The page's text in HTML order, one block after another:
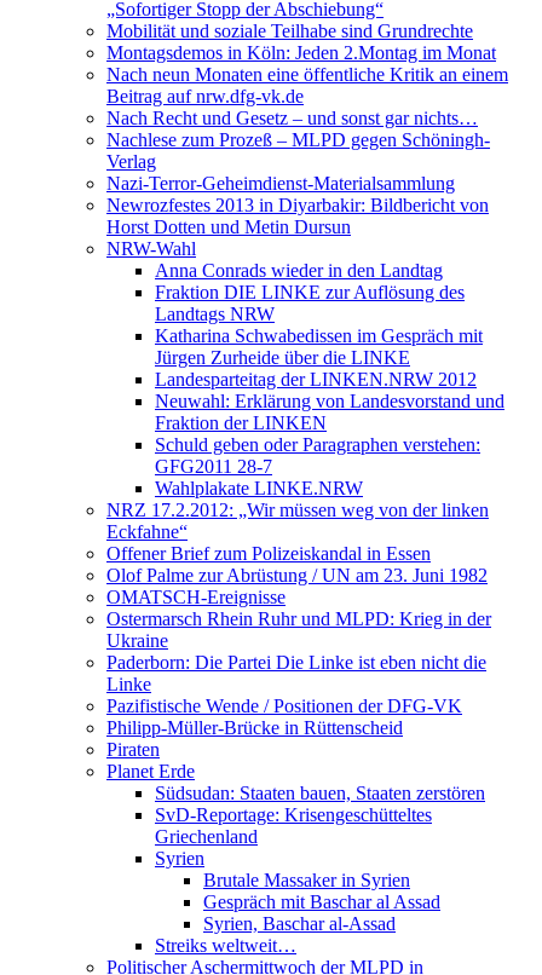
„Sofortiger Stopp der Abschiebung“
Mobilität und soziale Teilhabe sind Grundrechte
Montagsdemos in Köln: Jeden 2.Montag im Monat
Nach neun Monaten eine öffentliche Kritik an einem
Beitrag auf nrw.dfg-vk.de
Nach Recht und Gesetz – und sonst gar nichts…
Nachlese zum Prozeß – MLPD gegen Schöningh-
Verlag
Nazi-Terror-Geheimdienst-Materialsammlung
Newrozfestes 2013 in Diyarbakir: Bildbericht von
Horst Dotten und Metin Dursun
NRW-Wahl
Anna Conrads wieder in den Landtag
Fraktion DIE LINKE zur Auflösung des
Landtags NRW
Katharina Schwabedissen im Gespräch mit
Jürgen Zurheide über die LINKE
Landesparteitag der LINKEN.NRW 2012
Neuwahl: Erklärung von Landesvorstand und
Fraktion der LINKEN
Schuld geben oder Paragraphen verstehen:
GFG2011 28-7
Wahlplakate LINKE.NRW
NRZ 17.2.2012: „Wir müssen weg von der linken
Eckfahne“
Offener Brief zum Polizeiskandal in Essen
Olof Palme zur Abrüstung / UN am 23. Juni 1982
OMATSCH-Ereignisse
Ostermarsch Rhein Ruhr und MLPD: Krieg in der
Ukraine
Paderborn: Die Partei Die Linke ist eben nicht die
Linke
Pazifistische Wende / Positionen der DFG-VK
Philipp-Müller-Brücke in Rüttenscheid
Piraten
Planet Erde
Südsudan: Staaten bauen, Staaten zerstören
SvD-Reportage: Krisengeschütteltes
Griechenland
Syrien
Brutale Massaker in Syrien
Gespräch mit Baschar al Assad
Syrien, Baschar al-Assad
Streiks weltweit…
Politischer Aschermittwoch der MLPD in